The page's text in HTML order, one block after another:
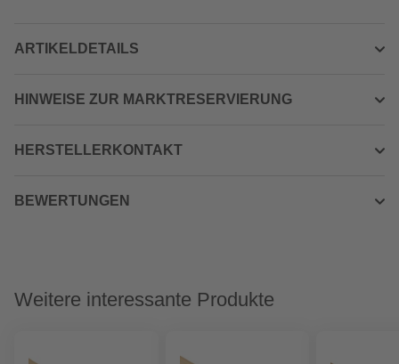
ARTIKELDETAILS
HINWEISE ZUR MARKTRESERVIERUNG
HERSTELLERKONTAKT
BEWERTUNGEN
Weitere interessante Produkte